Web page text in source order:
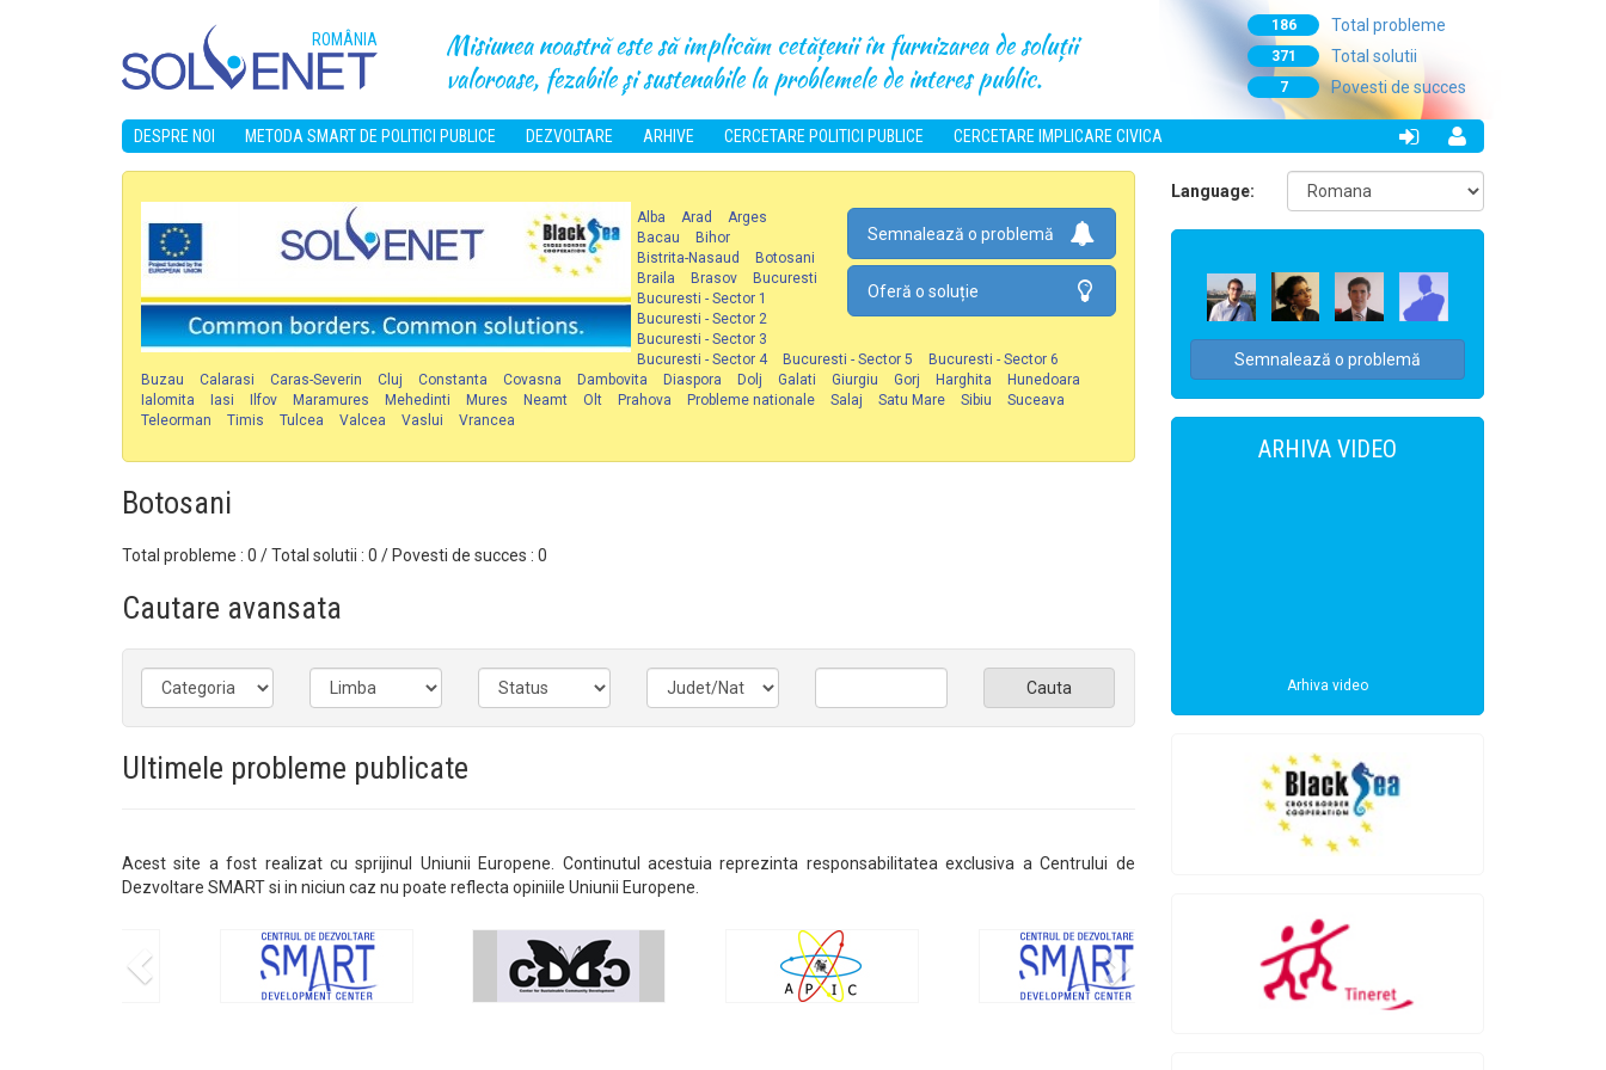
ROMÂNIA
Misiunea noastră este să implicăm cetățenii în furnizarea de soluții
valoroase, fezabile și sustenabile la problemele de interes public.
186 Total probleme
371 Total solutii
7 Povesti de succes
DESPRE NOI METODA SMART DE POLITICI PUBLICE DEZVOLTARE ARHIVE CERCETARE POLITICI PUBLICE CERCETARE IMPLICARE CIVICA
Semnalează o problemă
Oferă o soluție
Alba Arad
Arges
Bacau
Bihor
Bistrita-Nasaud
Botosani
Braila
Brasov
Bucuresti
Bucuresti - Sector 1
Bucuresti - Sector 2
Bucuresti - Sector 3
Bucuresti - Sector 4
Bucuresti - Sector 5
Bucuresti - Sector 6
Buzau
Calarasi Caras-Severin Cluj Constanta Covasna Dambovita Diaspora Dolj Galati Giurgiu Gorj Harghita
Hunedoara
Ialomita
Iasi Ilfov Maramures Mehedinti Mures Neamt Olt Prahova Probleme nationale Salaj Satu Mare Sibiu
Suceava
Teleorman
Timis Tulcea Valcea Vaslui Vrancea
Botosani
Total probleme : 0 / Total solutii : 0 / Povesti de succes : 0
Cautare avansata
Cauta
Ultimele probleme publicate
Acest site a fost realizat cu sprijinul Uniunii Europene. Continutul acestuia reprezinta responsabilitatea exclusiva a Centrului de
Dezvoltare SMART si in niciun caz nu poate reflecta opiniile Uniunii Europene.
Language:
Semnalează o problemă
ARHIVA VIDEO
Arhiva video